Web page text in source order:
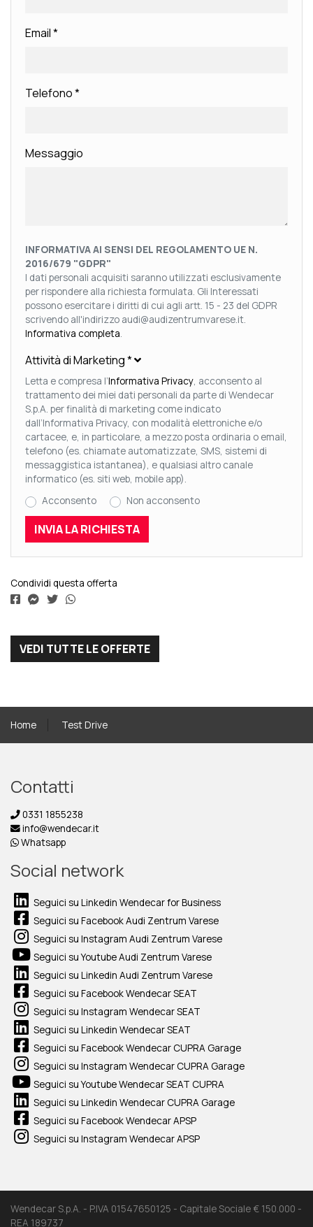
Email*
Telefono*
Messaggio
INFORMATIVA AI SENSI DEL REGOLAMENTO UE N.
2016/679 "GDPR"
I dati personali acquisiti saranno utilizzati esclusivamente
per rispondere alla richiesta formulata. Gli Interessati
possono esercitare i diritti di cui agli artt. 15 - 23 del GDPR
scrivendo all'indirizzo audi@audizentrumvarese.it.
Informativa completa.
Attività di Marketing*
Letta e compresa l’Informativa Privacy, acconsento al
trattamento dei miei dati personali da parte di Wendecar
S.p.A. per finalità di marketing come indicato
dall’Informativa Privacy, con modalità elettroniche e/o
cartacee, e, in particolare, a mezzo posta ordinaria o email,
telefono (es. chiamate automatizzate, SMS, sistemi di
messaggistica istantanea), e qualsiasi altro canale
informatico (es. siti web, mobile app).
Acconsento
Non acconsento
Condividi questa offerta
VEDI TUTTE LE OFFERTE
Home Test Drive
Contatti
0331 1855238
info@wendecar.it
Whatsapp
Social network
Seguici su Linkedin Wendecar for Business
Seguici su Facebook Audi Zentrum Varese
Seguici su Instagram Audi Zentrum Varese
Seguici su Youtube Audi Zentrum Varese
Seguici su Linkedin Audi Zentrum Varese
Seguici su Facebook Wendecar SEAT
Seguici su Instagram Wendecar SEAT
Seguici su Linkedin Wendecar SEAT
Seguici su Facebook Wendecar CUPRA Garage
Seguici su Instagram Wendecar CUPRA Garage
Seguici su Youtube Wendecar SEAT CUPRA
Seguici su Linkedin Wendecar CUPRA Garage
Seguici su Facebook Wendecar APSP
Seguici su Instagram Wendecar APSP
Wendecar S.p.A. - P.IVA 01547650125 - Capitale Sociale € 150.000 -
REA 189737